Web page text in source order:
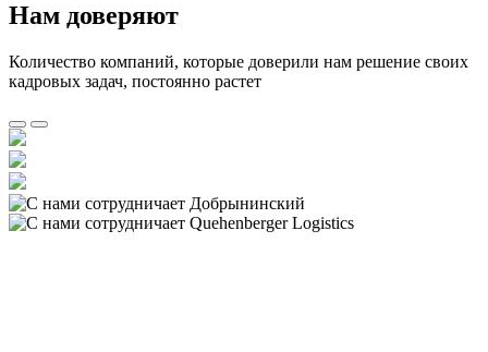
Нам доверяют
Количество компаний, которые доверили нам решение своих
кадровых задач, постоянно растет